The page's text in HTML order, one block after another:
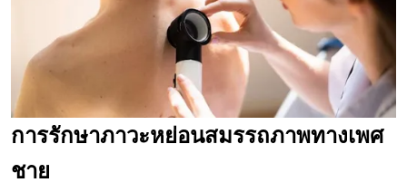
การรักษาภาวะหย่อนสมรรถภาพทางเพศ
ชาย